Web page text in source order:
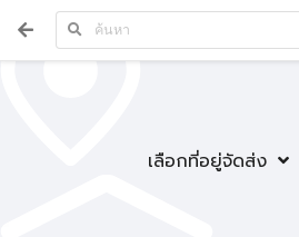
เลือกที่อยู่จัดส่ง